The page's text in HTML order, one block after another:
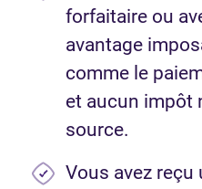
forfaitaire ou
avantage
comme le
et aucun impôt
source.
Vous avez reçu